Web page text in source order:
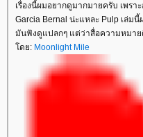
เรื่องนี้ผมอยากดูมากมายครับ เพรา
Garcia Bernal น่ะแหละ Pulp เล่ม
มันฟังดูแปลกๆ แต่ว่าสื่อความหมา
ดย: Moonlight Mile